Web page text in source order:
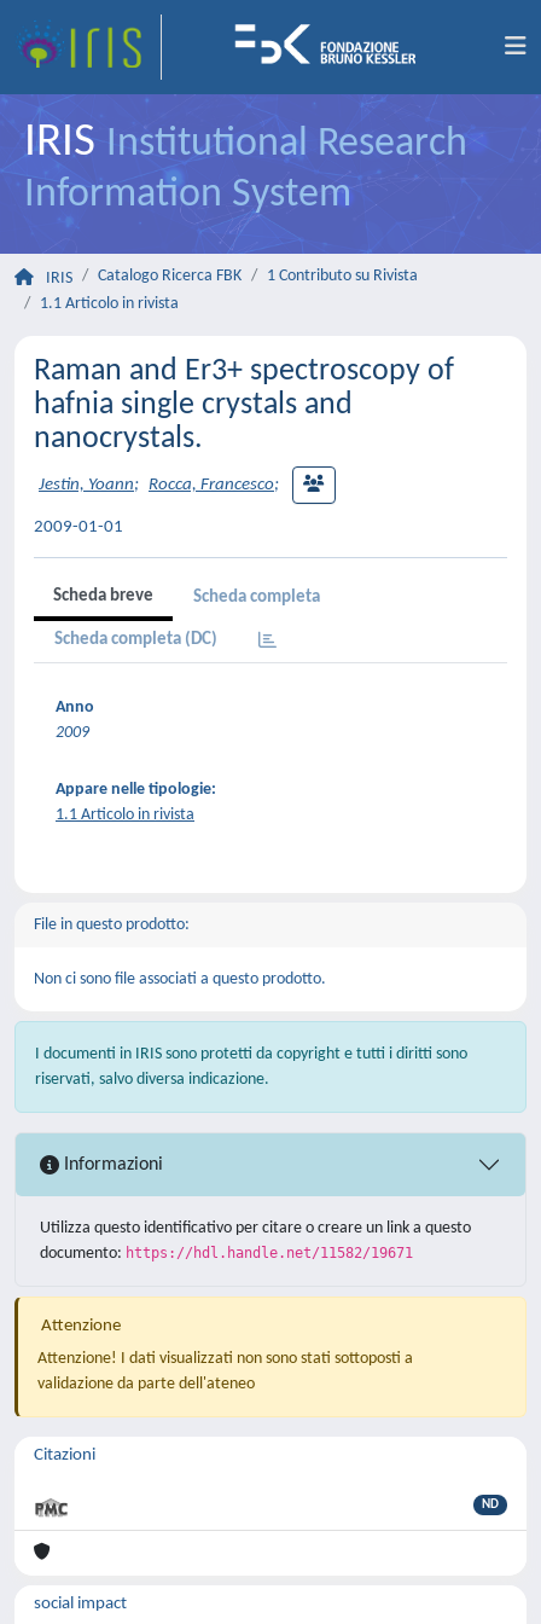
IRIS Institutional Research
Information System
IRIS Catalogo Ricerca FBK
1 Contributo su Rivista
1.1 Articolo in rivista
Raman and Er3+ spectroscopy of
hafnia single crystals and
nanocrystals.
Jestin, Yoann; Rocca, Francesco;
2009-01-01
Scheda breve Scheda completa
Scheda completa (DC)
Anno
2009
Appare nelle tipologie:
1.1 Articolo in rivista
File in questo prodotto:
Non ci sono file associati a questo prodotto.
I documenti in IRIS sono protetti da copyright e tutti i diritti sono
riservati, salvo diversa indicazione.
Informazioni
Utilizza questo identificativo per citare o creare un link a questo
documento: https://hdl.handle.net/11582/19671
Attenzione
Attenzione! I dati visualizzati non sono stati sottoposti a
validazione da parte dell'ateneo
Citazioni
ND
social impact